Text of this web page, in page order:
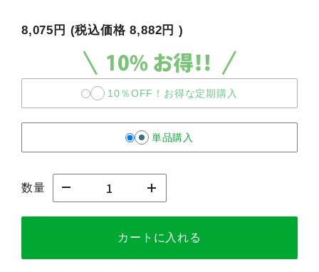
8,075円 (税込価格8,882円 )
単品購入
10％OFF！お得な定期購入
数量
カートに入れる